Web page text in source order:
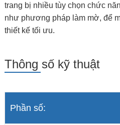
trang bị nhiều tùy chọn chức
như phương pháp làm mờ, để
thiết kế tối ưu.
Thông số kỹ thuật
Phần số: